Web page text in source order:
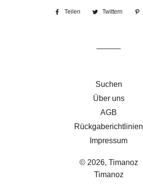
Teilen
Auf
Twittern
Auf
Suchen
Über uns
AGB
Rückgaberichtlinien
Impressum
© 2026, Timanoz
Timanoz